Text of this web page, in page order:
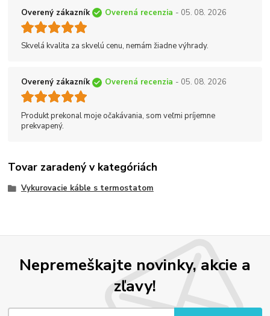
Overený zákazník Overená recenzia - 05. 08. 2026
Skvelá kvalita za skvelú cenu, nemám žiadne výhrady.
Overený zákazník Overená recenzia - 05. 08. 2026
Produkt prekonal moje očakávania, som veľmi príjemne
prekvapený.
Tovar zaradený v kategóriách
Vykurovacie káble s termostatom
Nepremeškajte novinky, akcie a
zľavy!